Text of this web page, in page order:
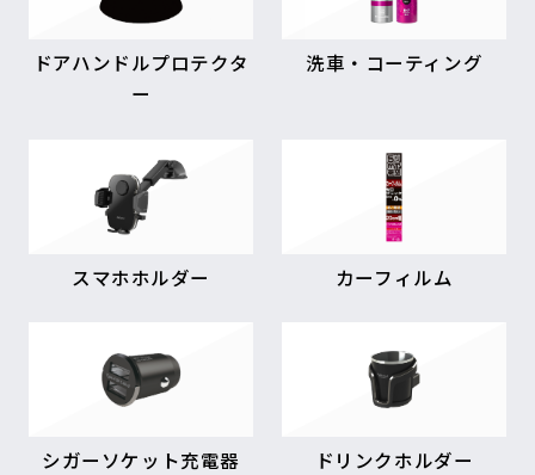
ドアハンドルプロテクタ
ー
洗車・コーティング
スマホホルダー カーフィルム
シガーソケット充電器 ドリンクホルダー